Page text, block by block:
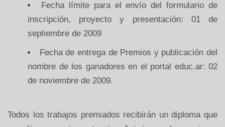
Fecha límite para el envío del formulario de
inscripción, proyecto y presentación: 01 de
septiembre de 2009
Fecha de entrega de Premios y publicación del
nombre de los ganadores en el portal educ.ar: 02
de noviembre de 2009.
Todos los trabajos premiados recibirán un diploma que